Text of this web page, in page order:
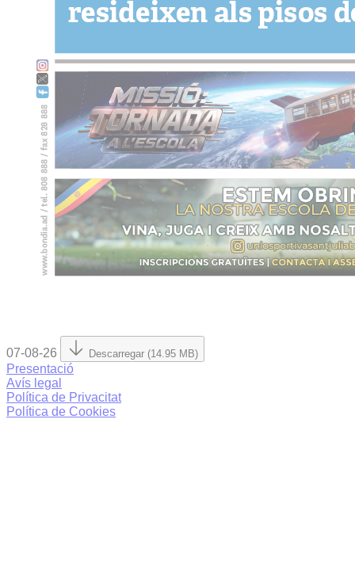
07-08-26 Descarregar (14.95 MB)
Presentació
Avís legal
Política de Privacitat
Política de Cookies